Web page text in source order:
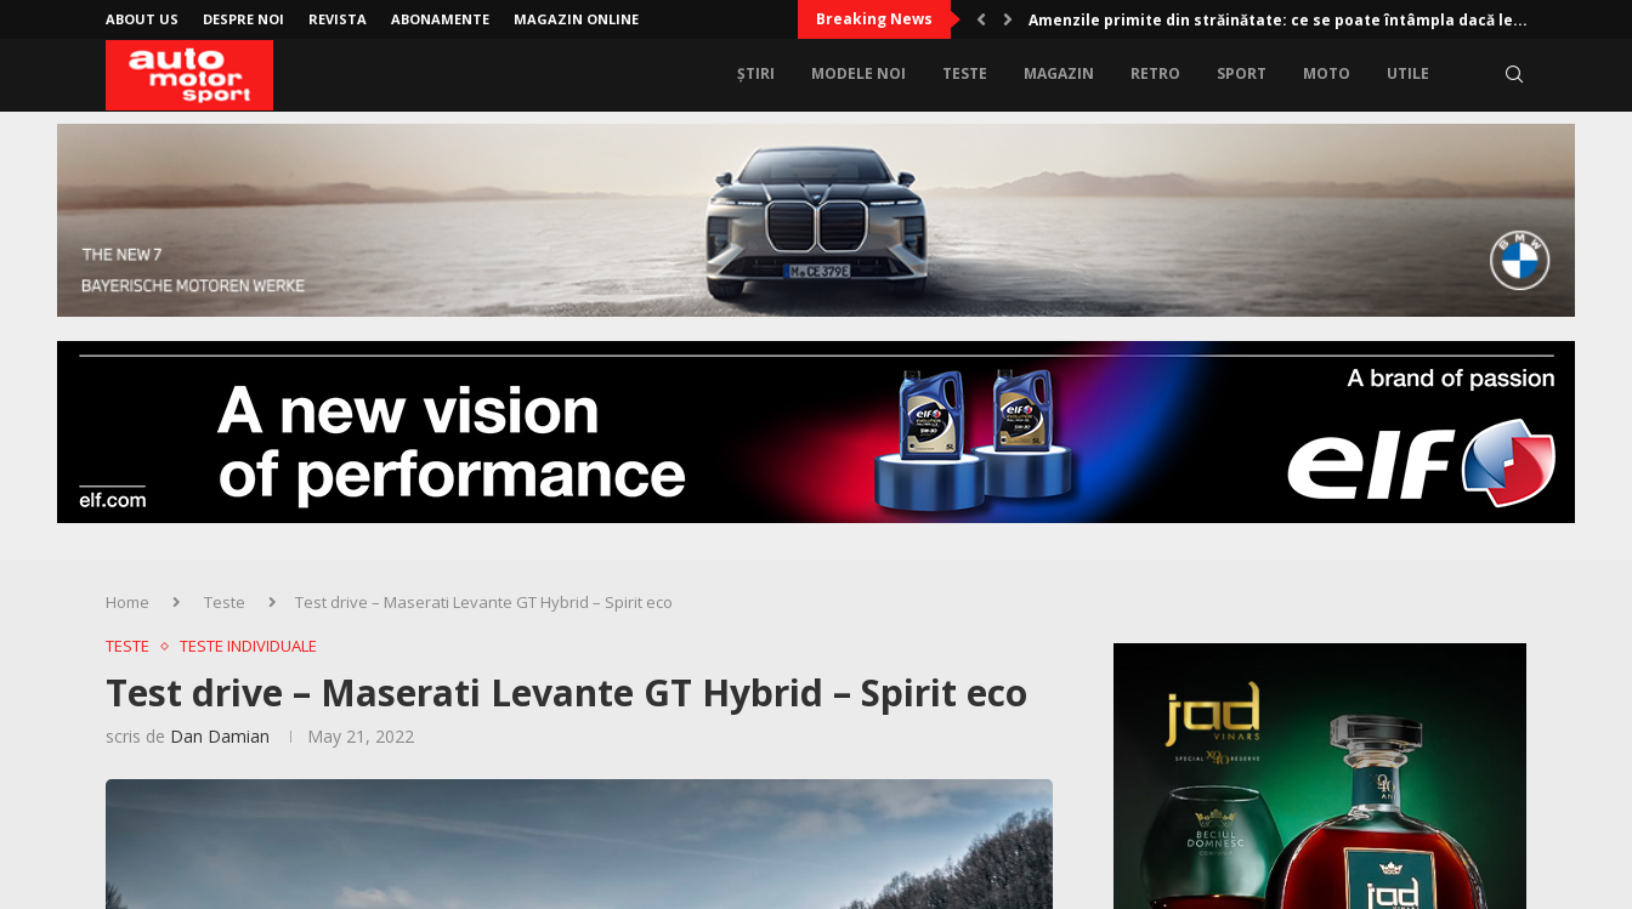
ABOUT US DESPRE NOI REVISTA ABONAMENTE MAGAZIN ONLINE Breaking News Amenzile primite din străinătate: ce se poate întâmpla dacă le...
ȘTIRI MODELE NOI TESTE MAGAZIN RETRO SPORT MOTO UTILE
Home Teste
Test drive – Maserati Levante GT Hybrid – Spirit eco
TESTE
TESTE INDIVIDUALE
Test drive – Maserati Levante GT Hybrid – Spirit eco
scris de Dan Damian May 21, 2022